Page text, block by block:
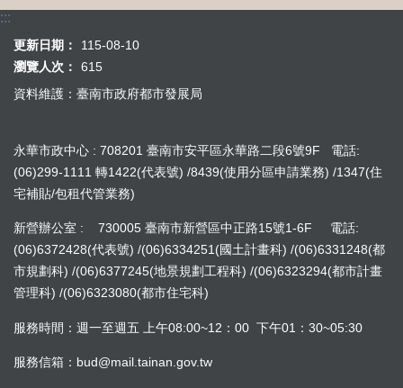
:::
更新日期：
115-08-10
瀏覽人次：
615
資料維護：臺南市政府都市發展局
永華市政中心 : 708201 臺南市安平區永華路二段6號9F 電話:
(06)299-1111 轉1422(代表號) /8439(使用分區申請業務) /1347(住
宅補貼/包租代管業務)
新營辦公室 : 730005 臺南市新營區中正路15號1-6F 電話:
(06)6372428(代表號) /(06)6334251(國土計畫科) /(06)6331248(都
市規劃科) /(06)6377245(地景規劃工程科) /(06)6323294(都市計畫
管理科) /(06)6323080(都市住宅科)
服務時間：週一至週五 上午08:00~12：00 下午01：30~05:30
服務信箱：bud@mail.tainan.gov.tw